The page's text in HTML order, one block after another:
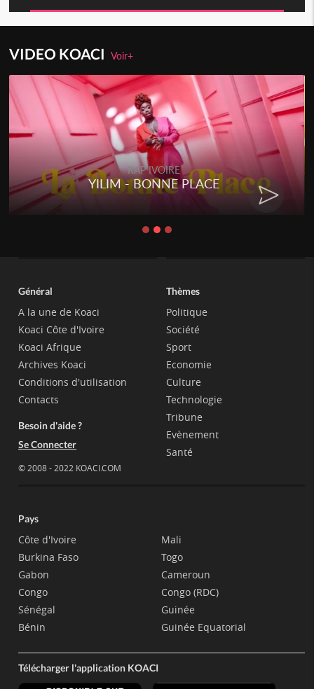
VIDEO KOACIVoir+
RAP IVOIRE
YILIM - BONNE PLACE
Général
A la une de Koaci
Koaci Côte d'Ivoire
Koaci Afrique
Archives Koaci
Conditions d'utilisation
Contacts
Besoin d'aide ?
Se Connecter
© 2008 - 2022 KOACI.COM
Thèmes
Politique
Société
Sport
Economie
Culture
Technologie
Tribune
Evènement
Santé
Pays
Côte d'Ivoire
Burkina Faso
Gabon
Congo
Sénégal
Bénin
Mali
Togo
Cameroun
Congo (RDC)
Guinée
Guinée Equatorial
Télécharger l'application KOACI